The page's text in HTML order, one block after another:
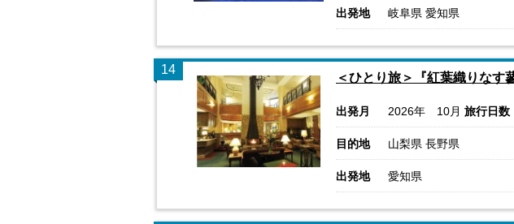
出発地 岐阜県 愛知県
14
＜ひとり旅＞『紅葉織りなす
出発月 2026年 10月 旅行日数
目的地 山梨県 長野県
出発地 愛知県